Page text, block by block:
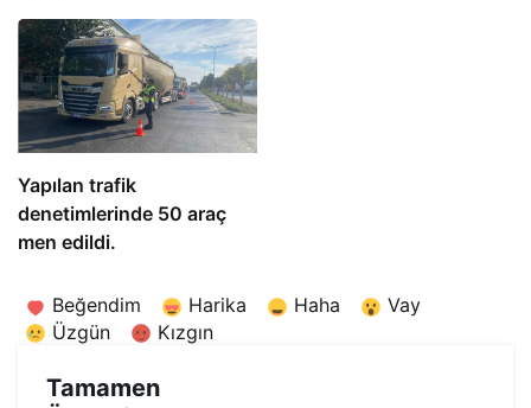
Yapılan trafik
denetimlerinde 50 araç
men edildi.
Beğendim Harika Haha
Vay
Üzgün
Kızgın
Tamamen